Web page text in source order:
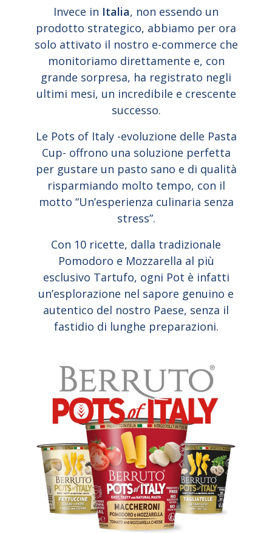
Invece in Italia, non essendo un
prodotto strategico, abbiamo per ora
solo attivato il nostro e-commerce che
monitoriamo direttamente e, con
grande sorpresa, ha registrato negli
ultimi mesi, un incredibile e crescente
successo.
Le Pots of Italy -evoluzione delle Pasta
Cup- offrono una soluzione perfetta
per gustare un pasto sano e di qualità
risparmiando molto tempo, con il
motto “Un’esperienza culinaria senza
stress”.
Con 10 ricette, dalla tradizionale
Pomodoro e Mozzarella al più
esclusivo Tartufo, ogni Pot è infatti
un’esplorazione nel sapore genuino e
autentico del nostro Paese, senza il
fastidio di lunghe preparazioni.